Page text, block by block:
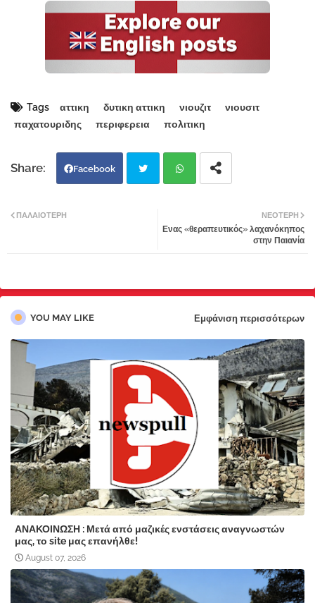
Tags αττικη δυτικη αττικη νιουζιτ
νιουσιτ
παχατουριδης
περιφερεια πολιτικη
Facebook
atsa
ΝΕΌΤΕΡΗ
Ενας «θεραπευτικός» λαχανόκηπος
στην Παιανία
ΠΑΛΑΙΌΤΕΡΗ
YOU MAY LIKE Εμφάνιση περισσότερων
ΑΝΑΚΟΙΝΩΣΗ : Μετά από μαζικές ενστάσεις αναγνωστών
μας, το site μας επανήλθε!
August 07, 2026